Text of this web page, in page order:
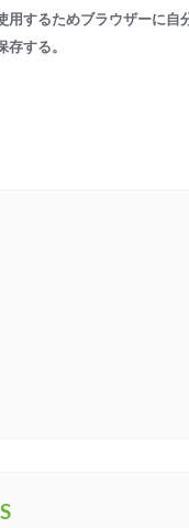
用するためブラウザーに自
する。